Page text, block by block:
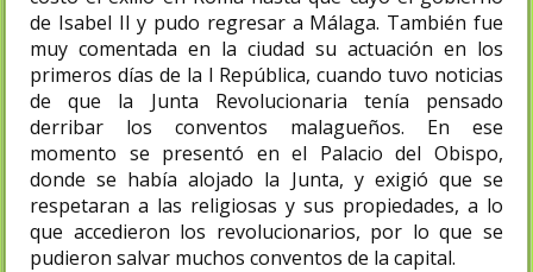
de Isabel II y pudo regresar a Málaga. También fue
muy comentada en la ciudad su actuación en los
primeros días de la I República, cuando tuvo noticias
de que la Junta Revolucionaria tenía pensado
derribar los conventos malagueños. En ese
momento se presentó en el Palacio del Obispo,
donde se había alojado la Junta, y exigió que se
respetaran a las religiosas y sus propiedades, a lo
que accedieron los revolucionarios, por lo que se
pudieron salvar muchos conventos de la capital.​